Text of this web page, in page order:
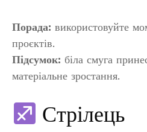
Порада: використовуйте
проєктів.
Підсумок: біла смуга
матеріальне зростання.
Стрілець